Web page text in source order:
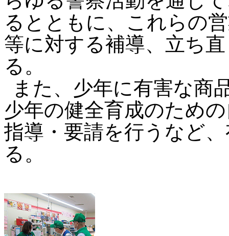
るとともに、これらの
等に対する補導、立ち
る。
また、少年に有害な商
少年の健全育成のため
指導・要請を行うなど
る。